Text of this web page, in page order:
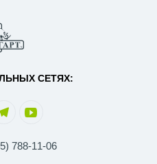
СЕТЯХ:
788-11-06